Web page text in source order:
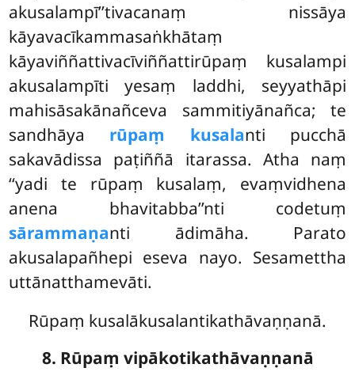
akusalampī’’tivacanaṃ nissāya
kāyavacīkammasaṅkhātaṃ
kāyaviññattivacīviññattirūpaṃ kusalampi
akusalampīti yesaṃ laddhi, seyyathāpi
mahisāsakānañceva sammitiyānañca; te
sandhāya rūpaṃ kusalanti pucchā
sakavādissa paṭiññā itarassa. Atha naṃ
‘‘yadi te rūpaṃ kusalaṃ, evaṃvidhena
anena bhavitabba’’nti codetuṃ
sārammaṇanti ādimāha. Parato
akusalapañhepi eseva nayo. Sesamettha
uttānatthamevāti.
Rūpaṃ kusalākusalantikathāvaṇṇanā.
8. Rūpaṃ vipākotikathāvaṇṇanā